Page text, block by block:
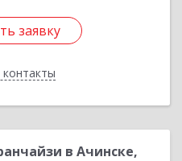
заявку
заявку
в Ачинске,